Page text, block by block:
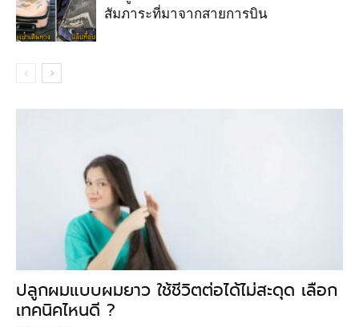
สัมภาระที่มาจากสายการบิน
ปลูกผมแบบผมยาว ใช้ชีวิตต่อได้ไม่สะดุด เลือก
เทคนิคไหนดี ?